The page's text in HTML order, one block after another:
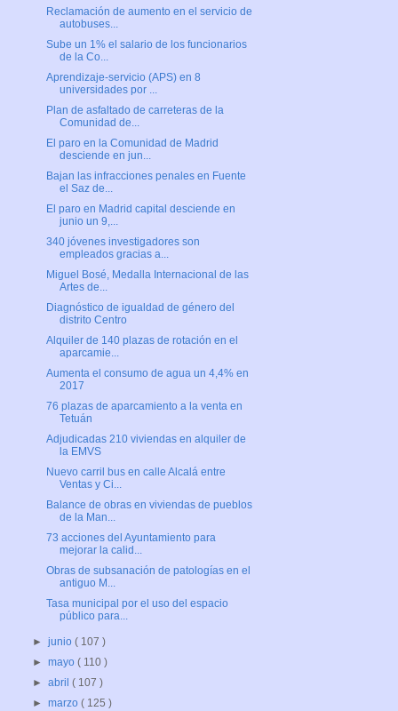
Reclamación de aumento en el servicio de
autobuses...
Sube un 1% el salario de los funcionarios
de la Co...
Aprendizaje-servicio (APS) en 8
universidades por ...
Plan de asfaltado de carreteras de la
Comunidad de...
El paro en la Comunidad de Madrid
desciende en jun...
Bajan las infracciones penales en Fuente
el Saz de...
El paro en Madrid capital desciende en
junio un 9,...
340 jóvenes investigadores son
empleados gracias a...
Miguel Bosé, Medalla Internacional de las
Artes de...
Diagnóstico de igualdad de género del
distrito Centro
Alquiler de 140 plazas de rotación en el
aparcamie...
Aumenta el consumo de agua un 4,4% en
2017
76 plazas de aparcamiento a la venta en
Tetuán
Adjudicadas 210 viviendas en alquiler de
la EMVS
Nuevo carril bus en calle Alcalá entre
Ventas y Ci...
Balance de obras en viviendas de pueblos
de la Man...
73 acciones del Ayuntamiento para
mejorar la calid...
Obras de subsanación de patologías en el
antiguo M...
Tasa municipal por el uso del espacio
público para...
►junio( 107 )
►mayo( 110 )
►abril( 107 )
►marzo( 125 )